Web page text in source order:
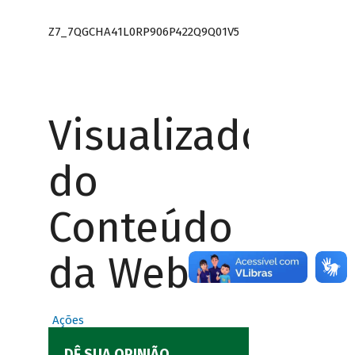
Z7_7QGCHA41L0RP906P422Q9Q01V5
Visualizador
do
Conteúdo
da Web
Ações